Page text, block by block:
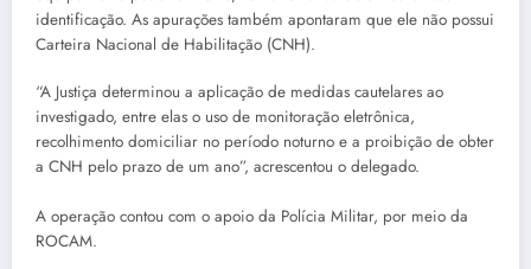
identificação. As apurações também apontaram que ele não possui
Carteira Nacional de Habilitação (CNH).
“A Justiça determinou a aplicação de medidas cautelares ao
investigado, entre elas o uso de monitoração eletrônica,
recolhimento domiciliar no período noturno e a proibição de obter
a CNH pelo prazo de um ano”, acrescentou o delegado.
A operação contou com o apoio da Polícia Militar, por meio da
ROCAM.